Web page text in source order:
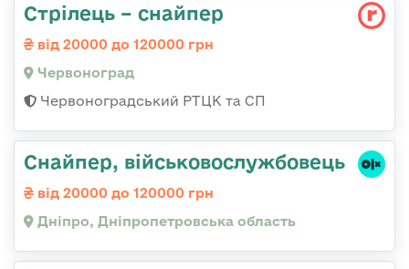
Стрілець – снайпер
від 20000 до 120000 грн
Червоноград
Червоноградський РТЦК та СП
Снайпер, військовослужбовець
від 20000 до 120000 грн
Дніпро, Дніпропетровська область